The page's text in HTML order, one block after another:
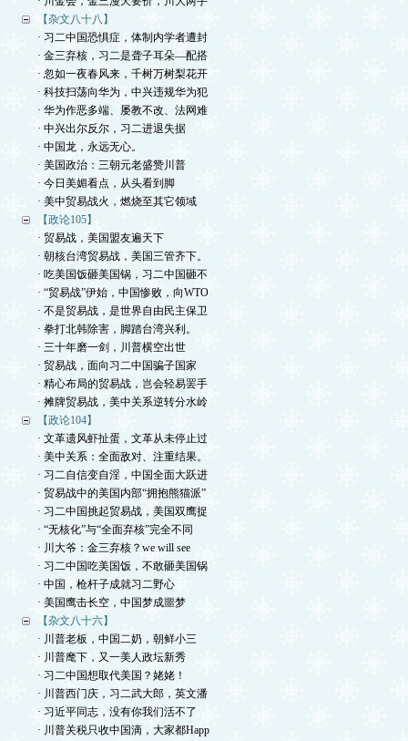
【杂文八十八】
· 习二中国恐惧症，体制内学者遭封
· 金三弃核，习二是聋子耳朵—配搭
· 忽如一夜春风来，千树万树梨花开
· 科技扫荡向华为，中兴违规华为犯
· 华为作恶多端、屡教不改、法网难
· 中兴出尔反尔，习二进退失据
· 中国龙，永远无心。
· 美国政治：三朝元老盛赞川普
· 今日美媚看点，从头看到脚
· 美中贸易战火，燃烧至其它领域
【政论105】
· 贸易战，美国盟友遍天下
· 朝核台湾贸易战，美国三管齐下。
· 吃美国饭砸美国锅，习二中国砸不
· “贸易战”伊始，中国惨败，向WTO
· 不是贸易战，是世界自由民主保卫
· 拳打北韩除害，脚踏台湾兴利。
· 三十年磨一剑，川普横空出世
· 贸易战，面向习二中国骗子国家
· 精心布局的贸易战，岂会轻易罢手
· 摊牌贸易战，美中关系逆转分水岭
【政论104】
· 文革遗风虾扯蛋，文革从未停止过
· 美中关系：全面敌对、注重结果。
· 习二自信变自淫，中国全面大跃进
· 贸易战中的美国内部“拥抱熊猫派”
· 习二中国挑起贸易战，美国双鹰捉
· “无核化”与“全面弃核”完全不同
· 川大爷：金三弃核？we will see
· 习二中国吃美国饭，不敢砸美国锅
· 中国，枪杆子成就习二野心
· 美国鹰击长空，中国梦成噩梦
【杂文八十六】
· 川普老板，中国二奶，朝鲜小三
· 川普麾下，又一美人政坛新秀
· 习二中国想取代美国？姥姥！
· 川普西门庆，习二武大郎，英文潘
· 习近平同志，没有你我们活不了
· 川普关税只收中国滴，大家都Happ